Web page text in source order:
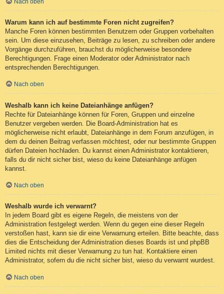
Warum kann ich auf bestimmte Foren nicht zugreifen?
Manche Foren können bestimmten Benutzern oder Gruppen vorbehalten
sein. Um diese einzusehen, Beiträge zu lesen, zu schreiben oder andere
Vorgänge durchzuführen, brauchst du möglicherweise besondere
Berechtigungen. Frage einen Moderator oder Administrator nach
entsprechenden Berechtigungen.
Nach oben
Weshalb kann ich keine Dateianhänge anfügen?
Rechte für Dateianhänge können für Foren, Gruppen und einzelne
Benutzer vergeben werden. Die Board-Administration hat es
möglicherweise nicht erlaubt, Dateianhänge in dem Forum anzufügen, in
dem du deinen Beitrag verfassen möchtest, oder nur bestimmte Gruppen
dürfen Dateien hochladen. Du kannst einen Administrator kontaktieren,
falls du dir nicht sicher bist, wieso du keine Dateianhänge anfügen
kannst.
Nach oben
Weshalb wurde ich verwarnt?
In jedem Board gibt es eigene Regeln, die meistens von der
Administration festgelegt werden. Wenn du gegen eine dieser Regeln
verstoßen hast, kann sie dir eine Verwarnung erteilen. Bitte beachte, dass
dies die Entscheidung der Administration dieses Boards ist und phpBB
Limited nichts mit dieser Verwarnung zu tun hat. Kontaktiere einen
Administrator, sofern du die nicht sicher bist, wieso du verwarnt wurdest.
Nach oben